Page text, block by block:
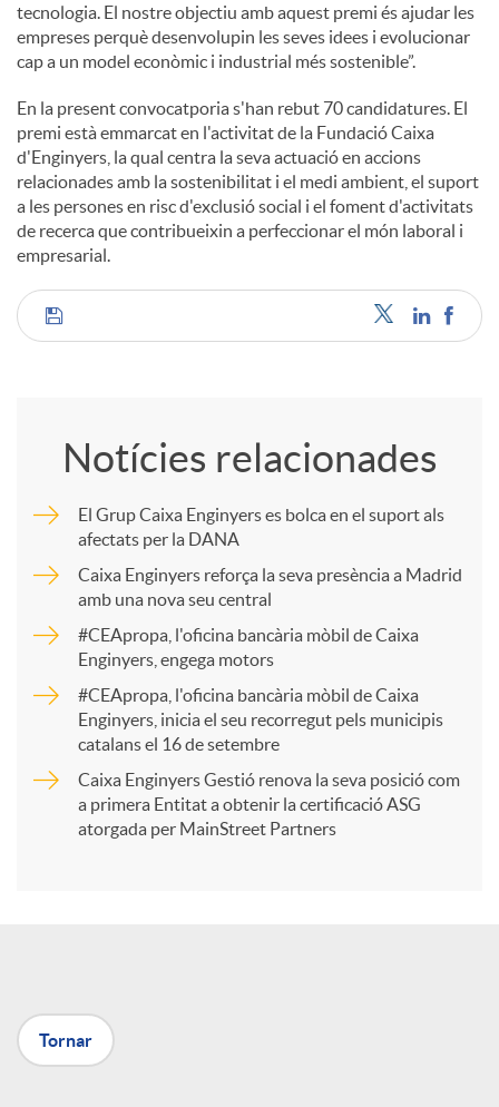
tecnologia. El nostre objectiu amb aquest premi és ajudar les
empreses perquè desenvolupin les seves idees i evolucionar
cap a un model econòmic i industrial més sostenible”.
En la present convocatporia s'han rebut 70 candidatures. El
premi està emmarcat en l'activitat de la Fundació Caixa
d'Enginyers, la qual centra la seva actuació en accions
relacionades amb la sostenibilitat i el medi ambient, el suport
a les persones en risc d'exclusió social i el foment d'activitats
de recerca que contribueixin a perfeccionar el món laboral i
empresarial.
C
p
a
r
t
X
Notícies relacionades
El Grup Caixa Enginyers es bolca en el suport als
afectats per la DANA
Caixa Enginyers reforça la seva presència a Madrid
amb una nova seu central
#CEApropa, l'oficina bancària mòbil de Caixa
Enginyers, engega motors
#CEApropa, l'oficina bancària mòbil de Caixa
Enginyers, inicia el seu recorregut pels municipis
catalans el 16 de setembre
Caixa Enginyers Gestió renova la seva posició com
a primera Entitat a obtenir la certificació ASG
atorgada per MainStreet Partners
Tornar